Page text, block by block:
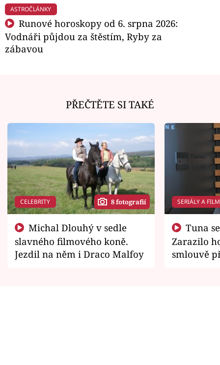
ASTROČLÁNKY
Runové horoskopy od 6. srpna 2026:
Vodnáři půjdou za štěstím, Ryby za
zábavou
PŘEČTĚTE SI TAKÉ
CELEBRITY 8 fotografií
slavného filmového koně.
Jezdil na něm i Draco Malfoy
SERIÁLY A
Zarazilo
smlouvě